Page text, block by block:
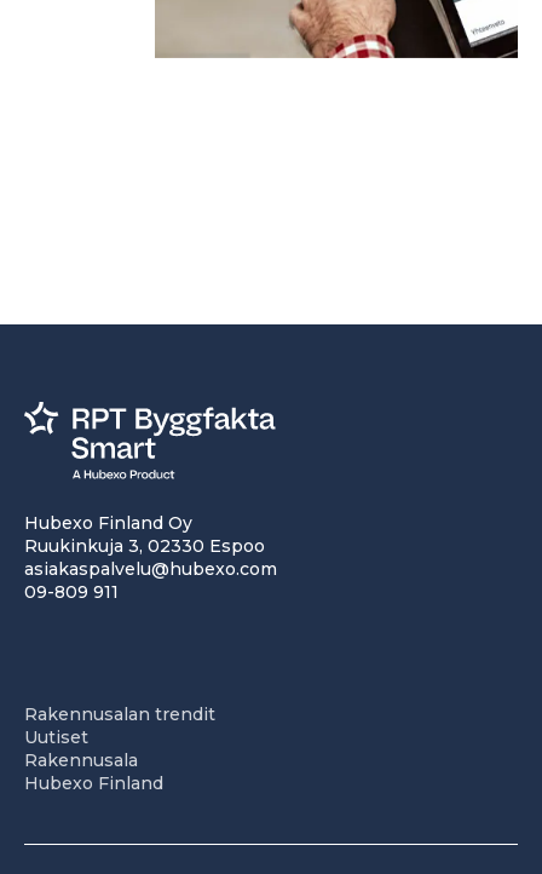
Hubexo Finland Oy
Ruukinkuja 3, 02330 Espoo
asiakaspalvelu@hubexo.com
09-809 911
Rakennusalan trendit
Uutiset
Rakennusala
Hubexo Finland